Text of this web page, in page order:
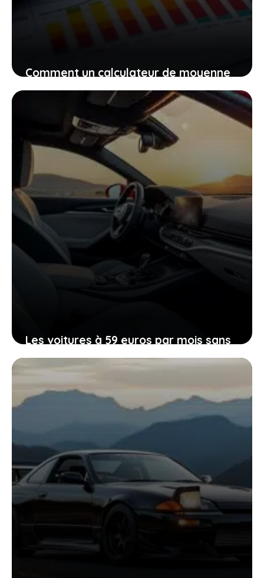
Comment un calculateur de moyenne
vous permet de garder le contrôle sur
vos notes et votre avenir scolaire
7 décembre 2025
Les voitures à 59 euros par mois sans
apport qui répondent à vos besoins
sans compromis
27 février 2026